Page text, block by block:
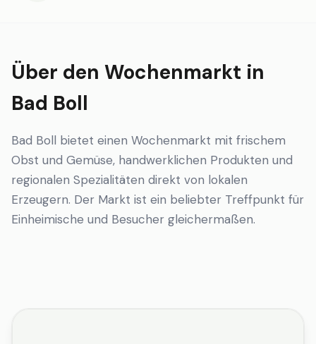
Über den Wochenmarkt in
Bad Boll
Bad Boll bietet einen Wochenmarkt mit frischem
Obst und Gemüse, handwerklichen Produkten und
regionalen Spezialitäten direkt von lokalen
Erzeugern. Der Markt ist ein beliebter Treffpunkt für
Einheimische und Besucher gleichermaßen.